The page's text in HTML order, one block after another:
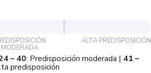
MODERADA
ALTA PREDISPOSICIÓN
– 40: Predisposición moderada | 41 –
predisposición